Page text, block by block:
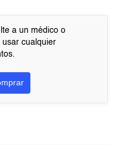
a un médico o
cualquier